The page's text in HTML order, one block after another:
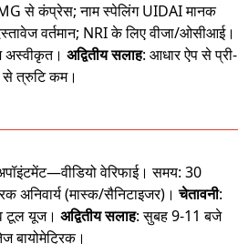
से कंप्रेस; नाम स्पेलिंग UIDAI मानक
वर्तमान; NRI के लिए वीजा/ओसीआई।
अस्वीकृत। अद्वितीय सलाह: आधार ऐप से प्री-
त्रुटि कम।
वेरिफाई। समय: 30
अनिवार्य (मास्क/सैनिटाइजर)।चेतावनी:
टूल यूज। अद्वितीय सलाह: सुबह 9-11 बजे
बायोमेट्रिक।